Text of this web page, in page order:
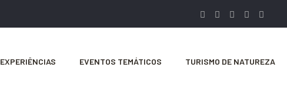
EXPERIÊNCIAS EVENTOS TEMÁTICOS TURISMO DE NATUREZA